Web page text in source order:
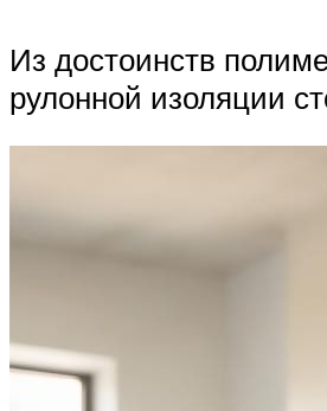
Из достоинств
рулонной изоляции